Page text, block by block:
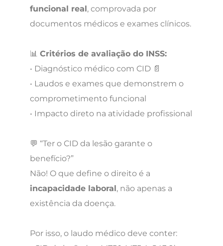
funcional real, comprovada por
documentos médicos e exames clínicos.
📊 Critérios de avaliação do INSS:
• Diagnóstico médico com CID 📄
• Laudos e exames que demonstrem o
comprometimento funcional
• Impacto direto na atividade profissional
💬 “Ter o CID da lesão garante o
benefício?”
Não! O que define o direito é a
incapacidade laboral, não apenas a
existência da doença.
Por isso, o laudo médico deve conter: